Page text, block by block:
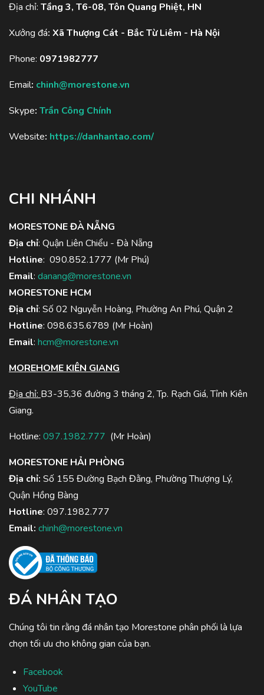
Địa chỉ: Tầng 3, T6-08, Tôn Quang Phiệt, HN
Xưởng đá: Xã Thượng Cát - Bắc Từ Liêm - Hà Nội
Phone: 0971982777
Email: chinh@morestone.vn
Skype: Trần Công Chính
Website: https://danhantao.com/
CHI NHÁNH
MORESTONE ĐÀ NẴNG
Địa chỉ: Quận Liên Chiểu - Đà Nẵng
Hotline: 090.852.1777 (Mr Phú)
Email: danang@morestone.vn
MORESTONE HCM
Địa chỉ: Số 02 Nguyễn Hoàng, Phường An Phú, Quận 2
Hotline: 098.635.6789 (Mr Hoàn)
Email: hcm@morestone.vn
MOREHOME KIÊN GIANG
Địa chỉ: B3-35,36 đường 3 tháng 2, Tp. Rạch Giá, Tỉnh Kiên
Giang.
Hotline: 097.1982.777 (Mr Hoàn)
MORESTONE HẢI PHÒNG
Địa chỉ: Số 155 Đường Bạch Đằng, Phường Thượng Lý,
Quận Hồng Bàng
Hotline: 097.1982.777
Email: chinh@morestone.vn
ĐÁ NHÂN TẠO
Chúng tôi tin rằng đá nhân tạo Morestone phân phối là lựa
chọn tối ưu cho không gian của bạn.
Facebook
YouTube